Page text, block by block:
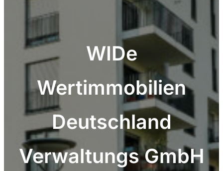
WIDe
Wertimmobilien
Deutschland
Verwaltungs GmbH